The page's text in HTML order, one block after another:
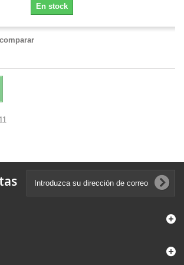
En stock